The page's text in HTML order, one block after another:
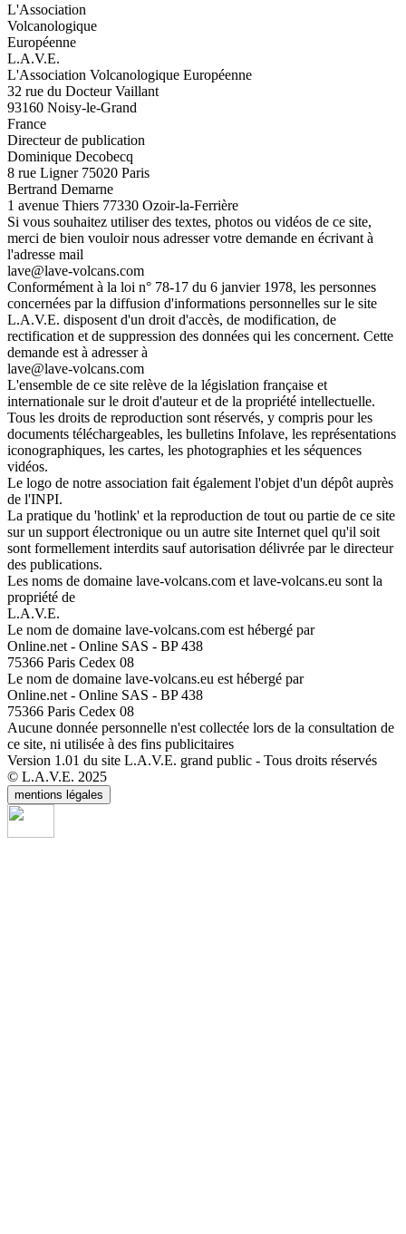
L'Association
Volcanologique
Européenne
L.A.V.E.
L'Association Volcanologique Européenne
32 rue du Docteur Vaillant
93160 Noisy-le-Grand
France
Directeur de publication
Dominique Decobecq
8 rue Ligner 75020 Paris
Bertrand Demarne
1 avenue Thiers 77330 Ozoir-la-Ferrière
Si vous souhaitez utiliser des textes, photos ou vidéos de ce site,
merci de bien vouloir nous adresser votre demande en écrivant à
l'adresse mail
lave@lave-volcans.com
Conformément à la loi n° 78-17 du 6 janvier 1978, les personnes
concernées par la diffusion d'informations personnelles sur le site
L.A.V.E. disposent d'un droit d'accès, de modification, de
rectification et de suppression des données qui les concernent. Cette
demande est à adresser à
lave@lave-volcans.com
L'ensemble de ce site relève de la législation française et
internationale sur le droit d'auteur et de la propriété intellectuelle.
Tous les droits de reproduction sont réservés, y compris pour les
documents téléchargeables, les bulletins Infolave, les représentations
iconographiques, les cartes, les photographies et les séquences
vidéos.
Le logo de notre association fait également l'objet d'un dépôt auprès
de l'INPI.
La pratique du 'hotlink' et la reproduction de tout ou partie de ce site
sur un support électronique ou un autre site Internet quel qu'il soit
sont formellement interdits sauf autorisation délivrée par le directeur
des publications.
Les noms de domaine lave-volcans.com et lave-volcans.eu sont la
propriété de
L.A.V.E.
Le nom de domaine lave-volcans.com est hébergé par
Online.net - Online SAS - BP 438
75366 Paris Cedex 08
Le nom de domaine lave-volcans.eu est hébergé par
Online.net - Online SAS - BP 438
75366 Paris Cedex 08
Aucune donnée personnelle n'est collectée lors de la consultation de
ce site, ni utilisée à des fins publicitaires
Version 1.01 du site L.A.V.E. grand public - Tous droits réservés
© L.A.V.E. 2025
mentions légales